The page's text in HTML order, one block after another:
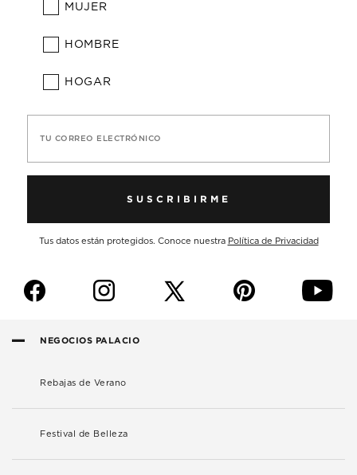
MUJER
HOMBRE
HOGAR
TU CORREO ELECTRÓNICO
SUSCRIBIRME
Tus datos están protegidos. Conoce nuestra Política de Privacidad
f i p y
NEGOCIOS PALACIO
Rebajas de Verano
Festival de Belleza